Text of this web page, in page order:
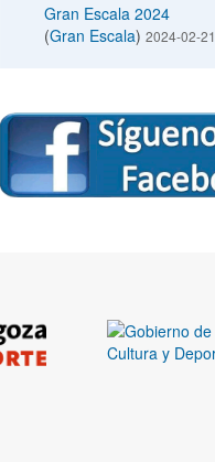
Gran Escala 2024
(Gran Escala) 2024-02-21